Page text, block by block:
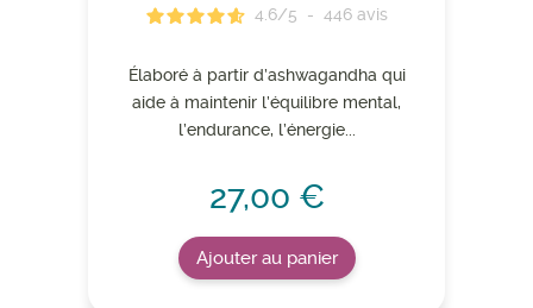
4.6/5 - 446 avis
Élaboré à partir d’ashwagandha qui
aide à maintenir l’équilibre mental,
l’endurance, l’énergie...
27,00 €
Ajouter au panier